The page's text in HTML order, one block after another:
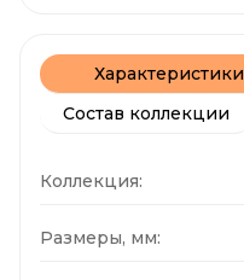
Характеристики
Состав коллекции
Коллекция:
Размеры, мм: